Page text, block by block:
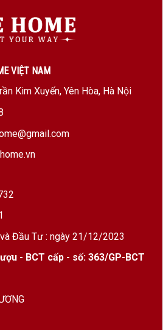
VIỆT NAM
Kim Xuyến, Yên Hòa, Hà Nội
Đầu Tư : ngày 21/12/2023
- BCT cấp - số: 363/GP-BCT